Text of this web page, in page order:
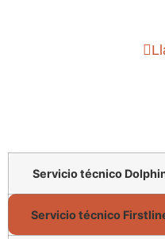
Servicio técnico
Servicio técnico